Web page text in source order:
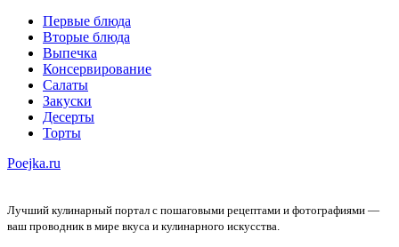
Первые блюда
Вторые блюда
Выпечка
Консервирование
Салаты
Закуски
Десерты
Торты
Poejka.ru
Лучший кулинарный портал с пошаговыми рецептами и фотографиями —
ваш проводник в мире вкуса и кулинарного искусства.